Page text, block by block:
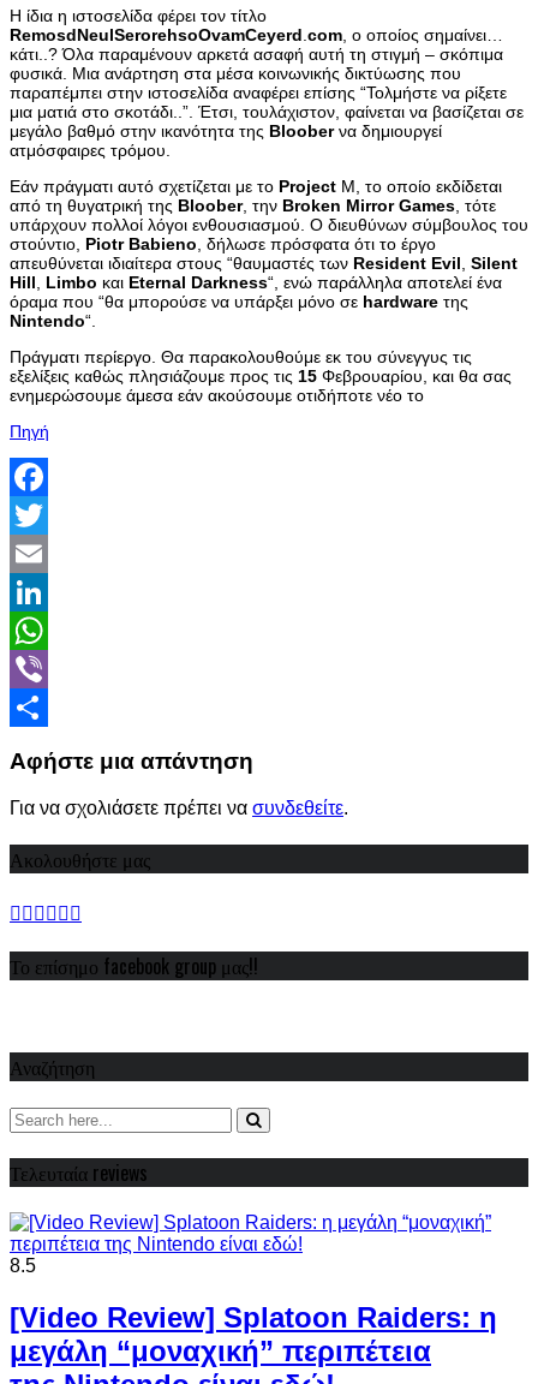
Η ίδια η ιστοσελίδα φέρει τον τίτλο
RemosdNeulSerorehsoOvamCeyerd com , ο οποίος σημαίνει…
κάτι..? Όλα παραμένουν αρκετά ασαφή αυτή τη στιγμή – σκόπιμα
φυσικά. Μια ανάρτηση στα μέσα κοινωνικής δικτύωσης που
παραπέμπει στην ιστοσελίδα αναφέρει επίσης “Τολμήστε να ρίξετε
μια ματιά στο σκοτάδι..”. Έτσι, τουλάχιστον, φαίνεται να βασίζεται σε
μεγάλο βαθμό στην ικανότητα της Blooberνα δημιουργεί
ατμόσφαιρες τρόμου.
Εάν πράγματι αυτό σχετίζεται με το Project M, το οποίο εκδίδεται
από τη θυγατρική της Bloober, την Broken Mirror Games , τότε
υπάρχουν πολλοί λόγοι ενθουσιασμού. Ο διευθύνων σύμβουλος του
στούντιο, Piotr Babieno , δήλωσε πρόσφατα ότι το έργο
απευθύνεται ιδιαίτερα στους “θαυμαστές των Resident Evil Silent
Hill
Limbo και Eternal Darkness“, ενώ παράλληλα αποτελεί ένα
όραμα που “θα μπορούσε να υπάρξει μόνο σε hardware της
Nintendo“.
Πράγματι περίεργο. Θα παρακολουθούμε εκ του σύνεγγυς τις
εξελίξεις καθώς πλησιάζουμε προς τις 15 Φεβρουαρίου, και θα σας
ενημερώσουμε άμεσα εάν ακούσουμε οτιδήποτε νέο το
Πηγή
Facebook
Twitter
Email
LinkedIn
WhatsApp
Viber
Αφήστε μια απάντηση
Για να σχολιάσετε πρέπει να συνδεθείτε.
Ακολουθήστε μας
Το επίσημο facebook group μας!!
Αναζήτηση
Τελευταία reviews
8.5
[Video Review] Splatoon Raiders: η
μεγάλη “μοναχική” περιπέτεια